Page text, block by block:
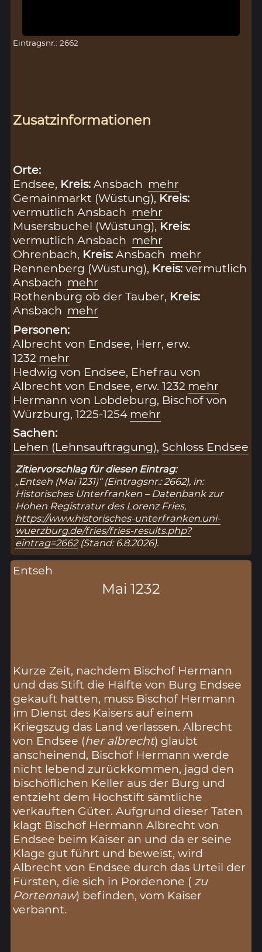
Eintragsnr.: 2662
Zusatzinformationen
Orte:
Endsee, Kreis:Ansbach mehr
Gemainmarkt (Wüstung), Kreis:
vermutlich Ansbach mehr
Musersbuchel (Wüstung), Kreis:
vermutlich Ansbach mehr
Ohrenbach, Kreis:Ansbach mehr
Rennenberg (Wüstung), Kreis:vermutlich
Ansbach mehr
Rothenburg ob der Tauber, Kreis:
Ansbach mehr
Personen:
Albrecht von Endsee, Herr, erw.
1232 mehr
Hedwig von Endsee, Ehefrau von
Albrecht von Endsee, erw. 1232 mehr
Hermann von Lobdeburg, Bischof von
Würzburg, 1225-1254 mehr
Sachen:
Lehen (Lehnsauftragung), Schloss Endsee
Zitiervorschlag für diesen Eintrag:
„Entseh (Mai 1231)“ (Eintragsnr.: 2662), in:
Historisches Unterfranken – Datenbank zur
Hohen Registratur des Lorenz Fries,
https://www.historisches-unterfranken.uni-
wuerzburg.de/fries/fries-results.php?
eintrag=2662(Stand: 6.8.2026).
Entseh
Mai 1232
Kurze Zeit, nachdem Bischof Hermann
und das Stift die Hälfte von Burg Endsee
gekauft hatten, muss Bischof Hermann
im Dienst des Kaisers auf einem
Kriegszug das Land verlassen. Albrecht
von Endsee (her albrecht) glaubt
anscheinend, Bischof Hermann werde
nicht lebend zurückkommen, jagd den
bischöflichen Keller aus der Burg und
entzieht dem Hochstift sämtliche
verkauften Güter. Aufgrund dieser Taten
klagt Bischof Hermann Albrecht von
Endsee beim Kaiser an und da er seine
Klage gut führt und beweist, wird
Albrecht von Endsee durch das Urteil der
Fürsten, die sich in Pordenone ( zu
Portennaw) befinden, vom Kaiser
verbannt.